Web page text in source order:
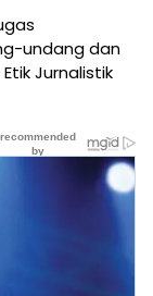
undang dan
Jurnalistik